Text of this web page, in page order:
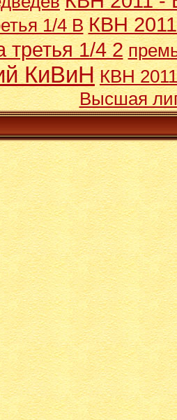
1/4 В КВН
1/4 2
КиВиН КВН
Высшая